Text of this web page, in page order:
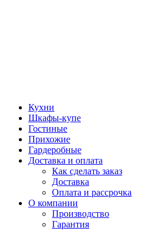
Кухни
Шкафы-купе
Гостиные
Прихожие
Гардеробные
Доставка и оплата
Как сделать заказ
Доставка
Оплата и рассрочка
О компании
Производство
Гарантия